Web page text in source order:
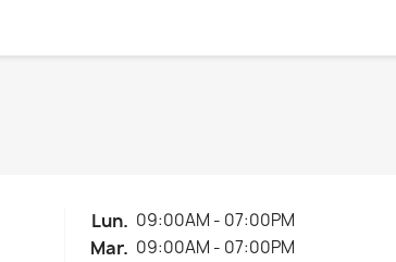
Lun. 09:00AM - 07:00PM
Mar. 09:00AM - 07:00PM